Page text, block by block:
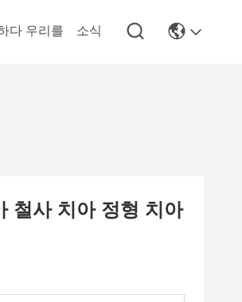
다 우리를 소식
철사 치아 정형 치아